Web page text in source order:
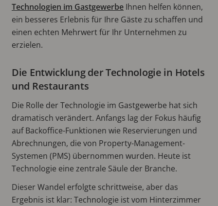
Technologien im Gastgewerbe Ihnen helfen können,
ein besseres Erlebnis für Ihre Gäste zu schaffen und
einen echten Mehrwert für Ihr Unternehmen zu
erzielen.
Die Entwicklung der Technologie in Hotels
und Restaurants
Die Rolle der Technologie im Gastgewerbe hat sich
dramatisch verändert. Anfangs lag der Fokus häufig
auf Backoffice-Funktionen wie Reservierungen und
Abrechnungen, die von Property-Management-
Systemen (PMS) übernommen wurden. Heute ist
Technologie eine zentrale Säule der Branche.
Dieser Wandel erfolgte schrittweise, aber das
Ergebnis ist klar: Technologie ist vom Hinterzimmer